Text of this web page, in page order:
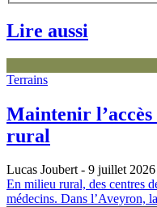
Lire aussi
Terrains
Maintenir
rural
Lucas Joubert- 9 juillet 2026
En milieu rural, des centres
médecins. Dans l’Aveyron,